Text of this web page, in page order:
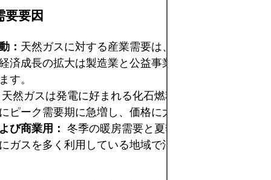
要要因
： 天然ガスに対する産業需要は、景気循環と密接に
済成長の拡大は製造業と公益事業を刺激し、ガスの
す。
然ガスは発電に好まれる化石燃料です。電力会社か
ピーク需要期に急増し、価格に大きな影響を与えま
び商業用： 冬季の暖房需要と夏季の冷房需要は、特
ガスを多く利用している地域で消費量の変動を引き